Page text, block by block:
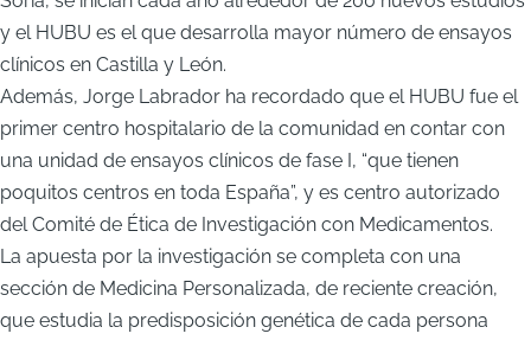
y el HUBU es el que desarrolla mayor número de ensayos
clínicos en Castilla y León.
Además, Jorge Labrador ha recordado que el HUBU fue el
primer centro hospitalario de la comunidad en contar con
una unidad de ensayos clínicos de fase I, “que tienen
poquitos centros en toda España”, y es centro autorizado
del Comité de Ética de Investigación con Medicamentos.
La apuesta por la investigación se completa con una
sección de Medicina Personalizada, de reciente creación,
que estudia la predisposición genética de cada persona